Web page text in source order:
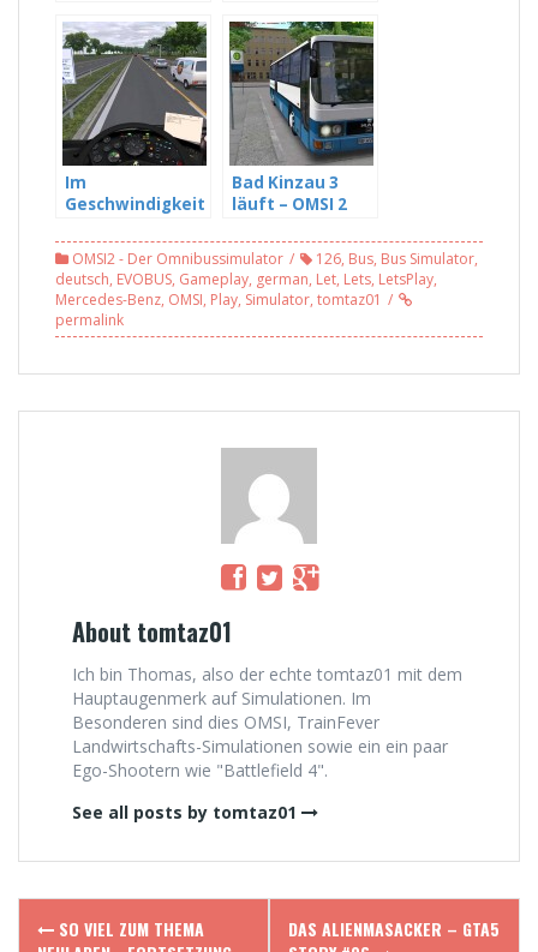
holt mich hier
raus! – mit
Freddy LP (4/4)
Bahnübergang
#Tettau
Im
Geschwindigkeit
#99
Bad Kinzau 3
läuft – OMSI 2
OMSI2 - Der Omnibussimulator 126, Bus, Bus Simulator,
deutsch, EVOBUS, Gameplay, german, Let, Lets, LetsPlay,
Mercedes-Benz, OMSI, Play, Simulator, tomtaz01
permalink
About tomtaz01
Ich bin Thomas, also der echte tomtaz01 mit dem
Hauptaugenmerk auf Simulationen. Im
Besonderen sind dies OMSI, TrainFever
Landwirtschafts-Simulationen sowie ein ein paar
Ego-Shootern wie "Battlefield 4".
See all posts by tomtaz01
PostSO VIEL ZUM THEMA
DAS ALIENMASACKER – GTA5